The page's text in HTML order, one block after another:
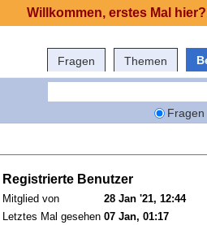
Fragen Themen
Fragen
Registrierte Benutzer
Mitglied von
28 Jan '21, 12:44
Letztes Mal gesehen 07 Jan, 01:17
Willkommen, erstes Mal